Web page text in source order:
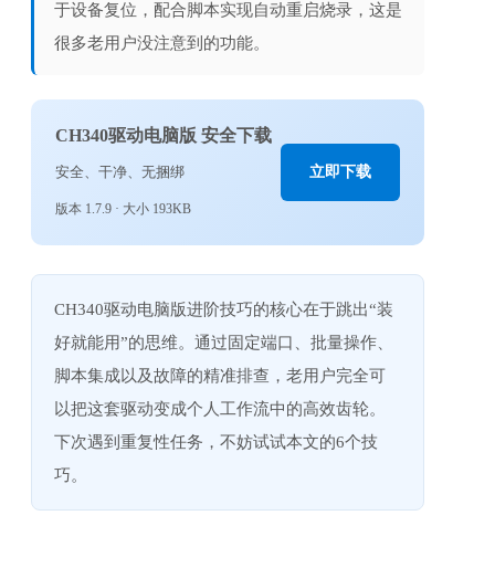
于设备复位，配合脚本实现自动重启烧录，这是
很多老用户没注意到的功能。
CH340驱动电脑版 安全下载
安全、干净、无捆绑
版本 1.7.9 · 大小 193KB
立即下载
CH340驱动电脑版进阶技巧的核心在于跳出“装
好就能用”的思维。通过固定端口、批量操作、
脚本集成以及故障的精准排查，老用户完全可
以把这套驱动变成个人工作流中的高效齿轮。
下次遇到重复性任务，不妨试试本文的6个技
巧。